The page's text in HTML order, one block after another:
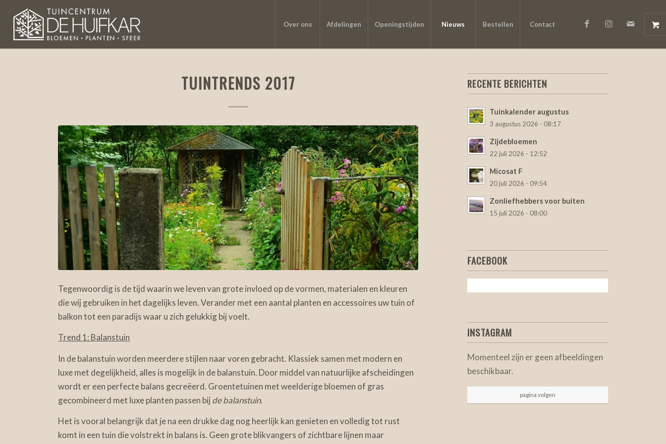
Over ons Afdelingen Openingstijden Nieuws Bestellen Contact
TUINTRENDS 2017
Tegenwoordig is de tijd waarin we leven van grote invloed op de vormen, materialen en kleuren
die wij gebruiken in het dagelijks leven. Verander met een aantal planten en accessoires uw tuin of
balkon tot een paradijs waar u zich gelukkig bij voelt.
Trend 1: Balanstuin
In de balanstuin worden meerdere stijlen naar voren gebracht. Klassiek samen met modern en
luxe met degelijkheid, alles is mogelijk in de balanstuin. Door middel van natuurlijke afscheidingen
wordt er een perfecte balans gecreëerd. Groentetuinen met weelderige bloemen of gras
gecombineerd met luxe planten passen bij de balanstuin.
Het is vooral belangrijk dat je na een drukke dag nog heerlijk kan genieten en volledig tot rust
komt in een tuin die volstrekt in balans is. Geen grote blikvangers of zichtbare lijnen maar
RECENTE BERICHTEN
Tuinkalender augustus
3 augustus 2026 - 08:17
Zijdebloemen
22 juli 2026 - 12:52
Micosat F
20 juli 2026 - 09:54
Zonliefhebbers voor buiten
15 juli 2026 - 08:00
FACEBOOK
INSTAGRAM
Momenteel zijn er geen afbeeldingen
beschikbaar.
pagina volgen